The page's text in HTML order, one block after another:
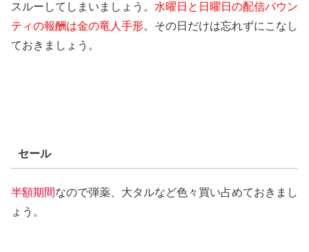
スルーしてしまいましょう。 水曜日と日曜日の配信バウン
ティの報酬は金の竜人手形。その日だけは忘れずにこなし
ておきましょう。
セール
半額期間なので弾薬、大タルなど色々買い占めておきまし
ょう。